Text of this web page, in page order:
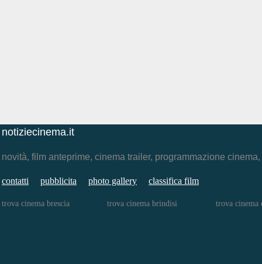
notiziecinema.it
novità, film anteprime, cinema trailer, programmazione
contatti pubblicita photo gallery classifica film
trova cinema brescia trova cinema brindisi trova cinema